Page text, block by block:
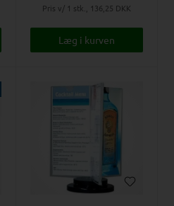
Pris v/ 1 stk., 136,25 DKK